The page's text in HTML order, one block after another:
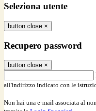
Seleziona utente
button close ×
Recupero password
button close ×
all'indirizzo indicato con le
Non hai una e-mail associata al